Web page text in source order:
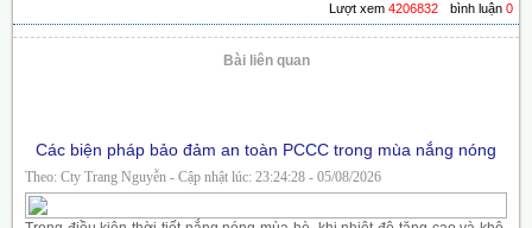
bình luận 0
Lượt xem 4206832
Bài liên quan
Các biện pháp bảo đảm an toàn PCCC trong mùa nắng nóng
Theo: Cty Trang Nguyễn - Cập nhật lúc: 23:24:28 - 05/08/2026